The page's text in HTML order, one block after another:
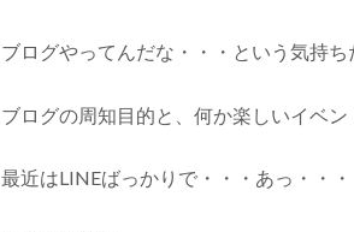
ブログやってんだな・・・という気持
ブログの周知目的と、何か楽しいイベ
最近はLINEばっかりで・・・あっ・・